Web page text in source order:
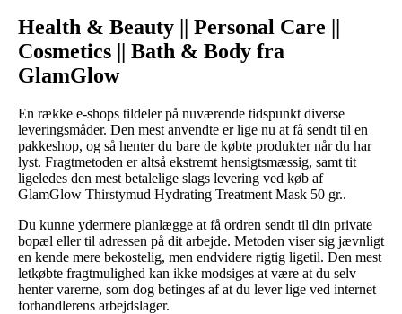
Health & Beauty || Personal Care ||
Cosmetics || Bath & Body fra
GlamGlow
En række e-shops tildeler på nuværende tidspunkt diverse
leveringsmåder. Den mest anvendte er lige nu at få sendt til en
pakkeshop, og så henter du bare de købte produkter når du har
lyst. Fragtmetoden er altså ekstremt hensigtsmæssig, samt tit
ligeledes den mest betalelige slags levering ved køb af
GlamGlow Thirstymud Hydrating Treatment Mask 50 gr..
Du kunne ydermere planlægge at få ordren sendt til din private
bopæl eller til adressen på dit arbejde. Metoden viser sig jævnligt
en kende mere bekostelig, men endvidere rigtig ligetil. Den mest
letkøbte fragtmulighed kan ikke modsiges at være at du selv
henter varerne, som dog betinges af at du lever lige ved internet
forhandlerens arbejdslager.